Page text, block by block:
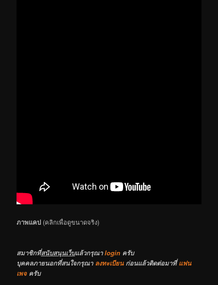
ภาพแคป (คลิกเพื่อดูขนาดจริง)
สมาชิกที่สนับสนุนเว็บแล้วกรุณาlogin ครับ
บุคคลภายนอกที่สนใจกรุณา ลงทะเบียนก่อนแล้วติดต่อมาที่แฟน
เพจครับ